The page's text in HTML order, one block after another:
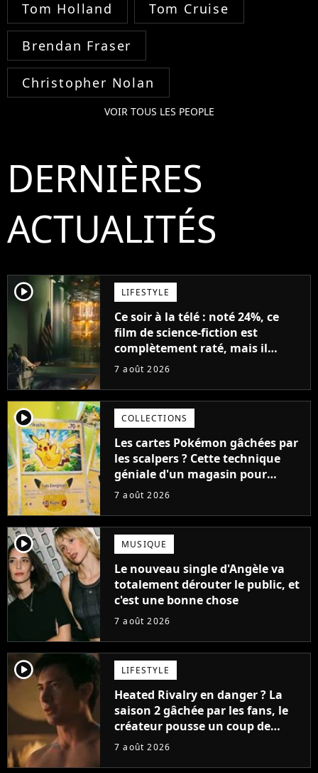
Tom Holland Tom Cruise
Brendan Fraser
Christopher Nolan
VOIR TOUS LES PEOPLE
DERNIÈRES
ACTUALITÉS
player2 LIFESTYLE
Ce soir à la télé : noté 24%, ce
film de science-fiction est
complètement raté, mais il
aurait pu être encore pire à
7 août 2026
player2 COLLECTIONS
Les cartes Pokémon gâchées par
les scalpers ? Cette technique
géniale d'un magasin pour
ruiner les revendeurs
7 août 2026
player2 MUSIQUE
Le nouveau single d'Angèle va
totalement dérouter le public, et
c'est une bonne chose
7 août 2026
player2 LIFESTYLE
Heated Rivalry en danger ? La
saison 2 gâchée par les fans, le
créateur pousse un coup de
gueule
7 août 2026